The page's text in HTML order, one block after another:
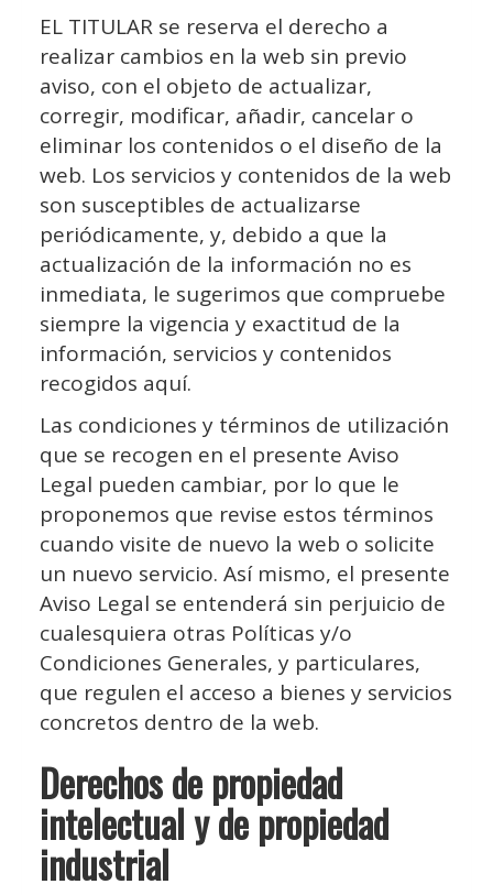
EL TITULAR se reserva el derecho a
realizar cambios en la web sin previo
aviso, con el objeto de actualizar,
corregir, modificar, añadir, cancelar o
eliminar los contenidos o el diseño de la
web. Los servicios y contenidos de la web
son susceptibles de actualizarse
periódicamente, y, debido a que la
actualización de la información no es
inmediata, le sugerimos que compruebe
siempre la vigencia y exactitud de la
información, servicios y contenidos
recogidos aquí.
Las condiciones y términos de utilización
que se recogen en el presente Aviso
Legal pueden cambiar, por lo que le
proponemos que revise estos términos
cuando visite de nuevo la web o solicite
un nuevo servicio. Así mismo, el presente
Aviso Legal se entenderá sin perjuicio de
cualesquiera otras Políticas y/o
Condiciones Generales, y particulares,
que regulen el acceso a bienes y servicios
concretos dentro de la web.
Derechos de propiedad
intelectual y de propiedad
industrial